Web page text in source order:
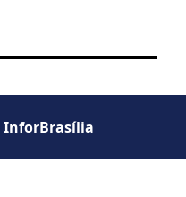
InforBrasília